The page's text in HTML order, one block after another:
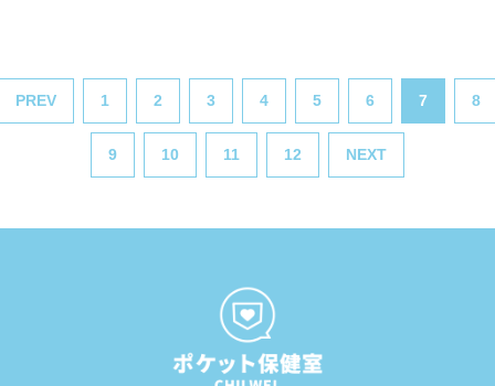
PREV 1 2 3 4 5 6 7 8
9 10 11 12 NEXT